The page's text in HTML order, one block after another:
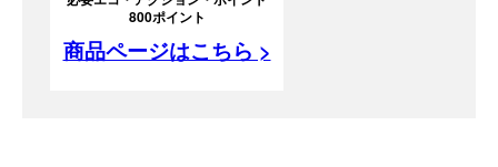
800ポイント
商品ページはこちら >